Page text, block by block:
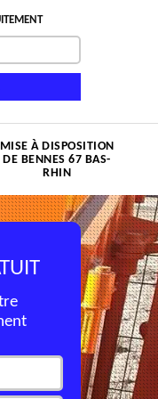
MISE À DISPOSITION
DE BENNES 67 BAS-
RHIN